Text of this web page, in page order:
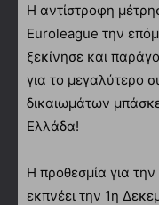
Η αντίστροφη
Euroleague την
ξεκίνησε και
για το μεγαλύτερο
δικαιωμάτων
Ελλάδα!
Η προθεσμία για
εκπνέει την 1η